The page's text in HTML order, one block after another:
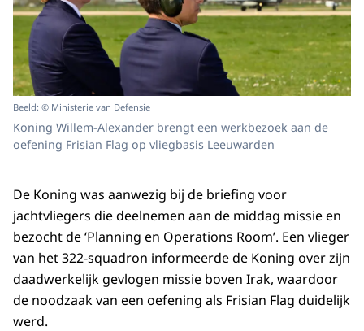
Beeld: © Ministerie van Defensie
Koning Willem-Alexander brengt een werkbezoek aan de
oefening Frisian Flag op vliegbasis Leeuwarden
De Koning was aanwezig bij de briefing voor
jachtvliegers die deelnemen aan de middag missie en
bezocht de ‘Planning en Operations Room’. Een vlieger
van het 322-squadron informeerde de Koning over zijn
daadwerkelijk gevlogen missie boven Irak, waardoor
de noodzaak van een oefening als Frisian Flag duidelijk
werd.